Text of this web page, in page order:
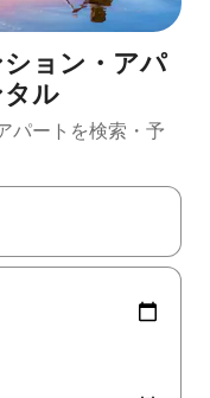
ョン・アパ
ル
パートを検索・予
ーを使って移動するか